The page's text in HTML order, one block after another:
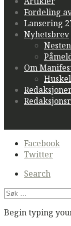
Fordeling
Lansering
Nyhetsbrev
Om
Secondary
navigation
Facebook
Twitter
Search
Søk
Begin typing